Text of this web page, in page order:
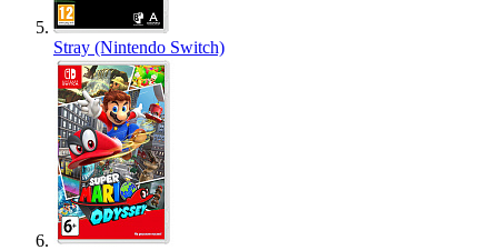
Stray (Nintendo Switch)